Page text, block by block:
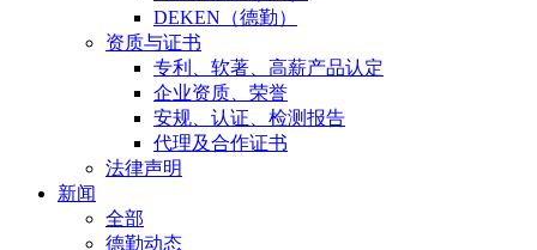
DEKEN（德勤）
资质与证书
专利、软著、高薪产品认定
企业资质、荣誉
安规、认证、检测报告
代理及合作证书
法律声明
新闻
全部
德勤动态